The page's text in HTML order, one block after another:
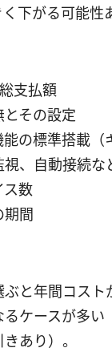
下がる可能性
支払額
とその設定
の標準搭載（
、自動接続な
ス数
期間
ぶと年間コスト
ケースが多い
あり）。